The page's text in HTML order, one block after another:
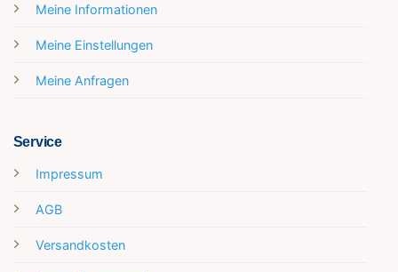
Meine Informationen
Meine Einstellungen
Meine Anfragen
Service
Impressum
AGB
Versandkosten